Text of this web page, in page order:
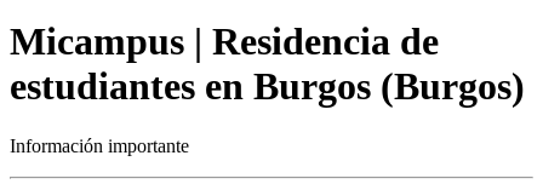
Micampus | Residencia de
estudiantes en Burgos (Burgos)
Información importante